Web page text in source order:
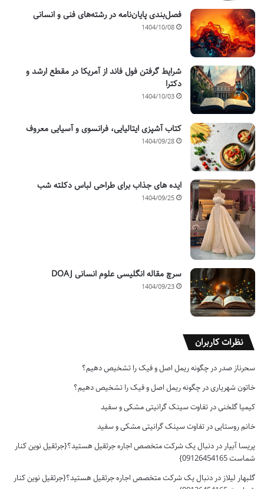
فصل‌بندی پایان‌نامه در رشته‌های فنی و انسانی
1404/10/08
شرایط گرفتن فول فاند از آمریکا در مقطع ارشد و
دکترا
1404/10/03
کتاب آشپزی ایتالیایی، فرانسوی و آسیایی معروف
1404/09/28
ایده های جذاب برای طراحی لباس دکلته شب
1404/09/25
سرچ مقاله انگلیسی علوم انسانی DOAJ
1404/09/23
نظرات کاربران
سحرناز صدر در چگونه ریمل اصل و فیک را تشخیص دهیم؟
خاتون شهریاریدر چگونه ریمل اصل و فیک را تشخیص دهیم؟
کیمیا گلخنیدر تفاوت سینک گرانیتی مشکی و سفید
خانم روستاییدر تفاوت سینک گرانیتی مشکی و سفید
پریسا آبیار در دنبال یک شرکت متخصص اجاره جرثقیل هستید؟{جرثقیل نوین کنار
شماست 09126454165}
گلبهار لیلاز در دنبال یک شرکت متخصص اجاره جرثقیل هستید؟{جرثقیل نوین کنار